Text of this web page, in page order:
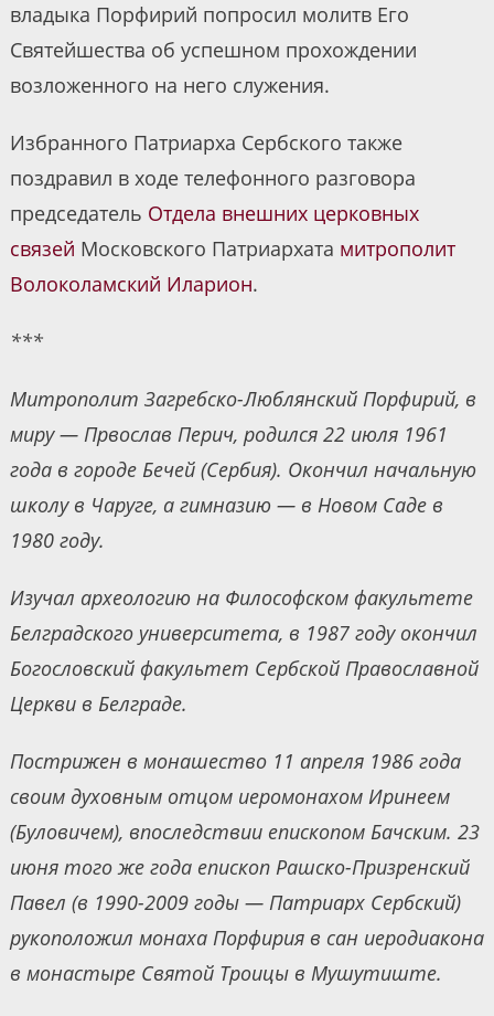
владыка Порфирий попросил молитв Его
Святейшества об успешном прохождении
возложенного на него служения.
Избранного Патриарха Сербского также
поздравил в ходе телефонного разговора
председатель Отдела внешних церковных
связей Московского Патриархата митрополит
Волоколамский Иларион.
***
Митрополит Загребско-Люблянский Порфирий, в
миру — Првослав Перич, родился 22 июля 1961
года в городе Бечей (Сербия). Окончил начальную
школу в Чаруге, а гимназию — в Новом Саде в
1980 году.
Изучал археологию на Философском факультете
Белградского университета, в 1987 году окончил
Богословский факультет Сербской Православной
Церкви в Белграде.
Пострижен в монашество 11 апреля 1986 года
своим духовным отцом иеромонахом Иринеем
(Буловичем), впоследствии епископом Бачским. 23
июня того же года епископ Рашско-Призренский
Павел (в 1990-2009 годы — Патриарх Сербский)
рукоположил монаха Порфирия в сан иеродиакона
в монастыре Святой Троицы в Мушутиште.